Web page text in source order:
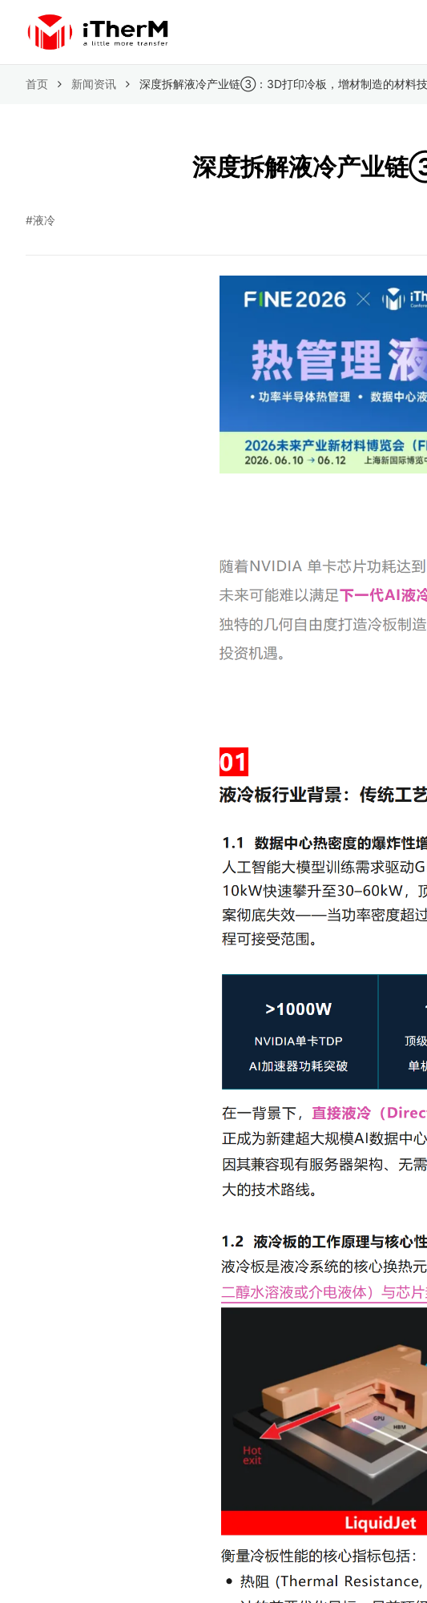
首页 新闻资讯 深度拆解液冷产业链③：3D打印冷板，增材制造的材料
深度拆解液冷产业链
#液冷